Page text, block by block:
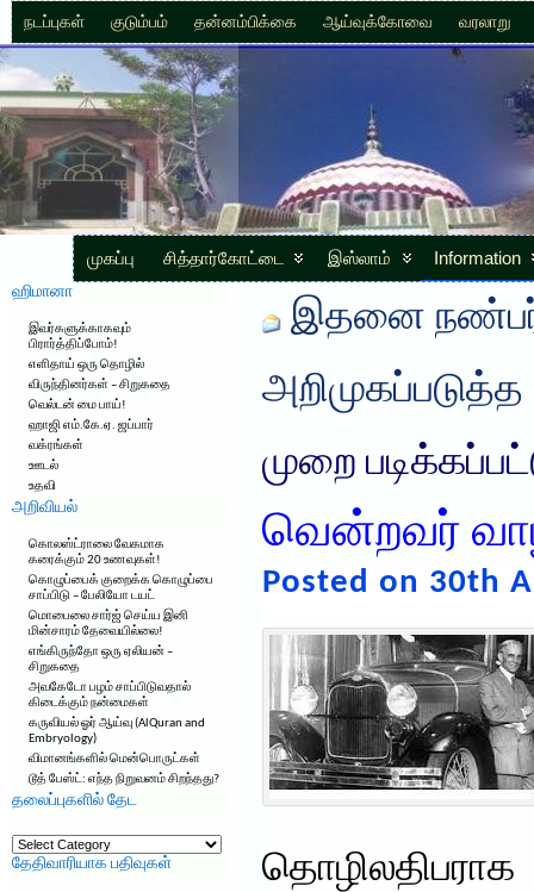
நடப்புகள் குடும்பம் தன்னம்பிக்கை ஆய்வுக்கோவை வரலாறு
முகப்பு சித்தார்கோட்டை இஸ்லாம் Information
ஹிமானா
இவர்களுக்காகவும்
பிரார்த்திப்போம்!
எளிதாய் ஒரு தொழில்
விருந்தினர்கள் – சிறுகதை
வெல்டன் மை பாய்!
ஹாஜி எம்.கே.ஏ. ஜப்பார்
வக்ரங்கள்
ஊடல்
உதவி
அறிவியல்
கொலஸ்ட்ராலை வேகமாக
கரைக்கும் 20 உணவுகள்!
கொழுப்பைக் குறைக்க கொழுப்பை
சாப்பிடு – பேலியோ டயட்
மொபைலை சார்ஜ் செய்ய இனி
மின்சாரம் தேவையில்லை!
எங்கிருந்தோ ஒரு ஏலியன் –
சிறுகதை
அவகேடோ பழம் சாப்பிடுவதால்
கிடைக்கும் நன்மைகள்
கருவியல் ஓர் ஆய்வு (AlQuran and
Embryology)
விமானங்களில் மென்பொருட்கள்
டூத் பேஸ்ட்: எந்த நிறுவனம் சிறந்தது?
தலைப்புகளில் தேட
தலைப்புகளில்
தேட
தேதிவாரியாக பதிவுகள்
இதனை
அறிமுகப்படுத்த
முறை
வென்றவர்
Posted on 30th